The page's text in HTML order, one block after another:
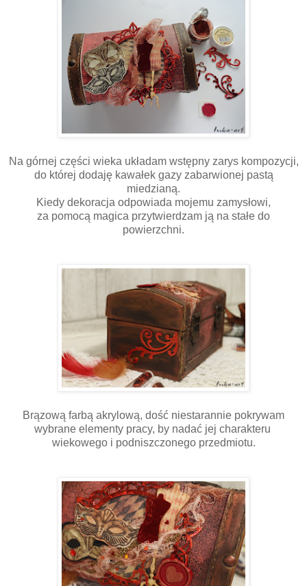
Na górnej części wieka układam wstępny zarys kompozycji,
do której dodaję kawałek gazy zabarwionej pastą
miedzianą.
Kiedy dekoracja odpowiada mojemu zamysłowi,
za pomocą magica przytwierdzam ją na stałe do
powierzchni.
Brązową farbą akrylową, dość niestarannie pokrywam
wybrane elementy pracy, by nadać jej charakteru
wiekowego i podniszczonego przedmiotu.